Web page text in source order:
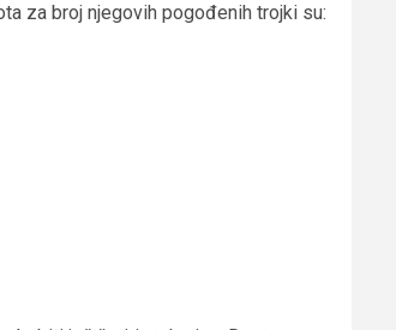
za broj njegovih pogođenih trojki su: